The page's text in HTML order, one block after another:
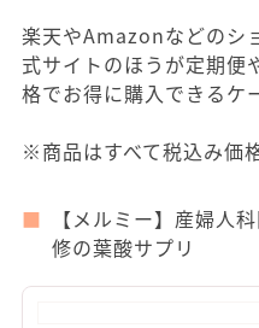
楽天やAmazonなどのシ
式サイトのほうが定期便
格でお得に購入できるケ
※商品はすべて税込み価
【メルミー】産婦人
修の葉酸サプリ